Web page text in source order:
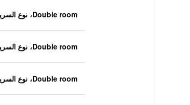
Double room، نوع السرير غير معروف
Double room، نوع السرير غير معروف
Double room، نوع السرير غير معروف